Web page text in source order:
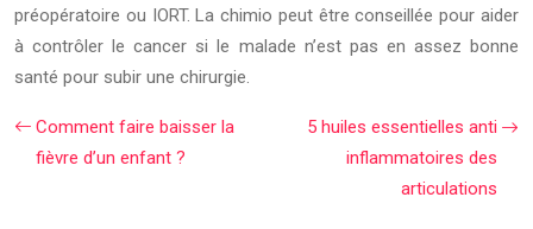
préopératoire ou IORT. La chimio peut être conseillée pour aider
à contrôler le cancer si le malade n’est pas en assez bonne
santé pour subir une chirurgie.
Comment faire baisser la
fièvre d’un enfant ?
5 huiles essentielles anti
inflammatoires des
articulations